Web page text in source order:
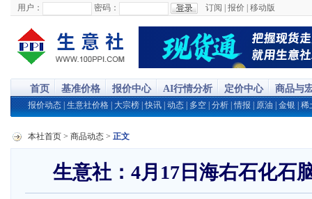
用户： 密码： 订阅 报价 移动版
首页 基准价格 报价中心 AI行情分析 定价中心 商品与
报价动态 生意社价格 大宗榜 |快讯 动态 多空 分析 |情报 原油 金银 稀
本社首页 > 商品动态 > 正文
生意社：4月17日海右石化石